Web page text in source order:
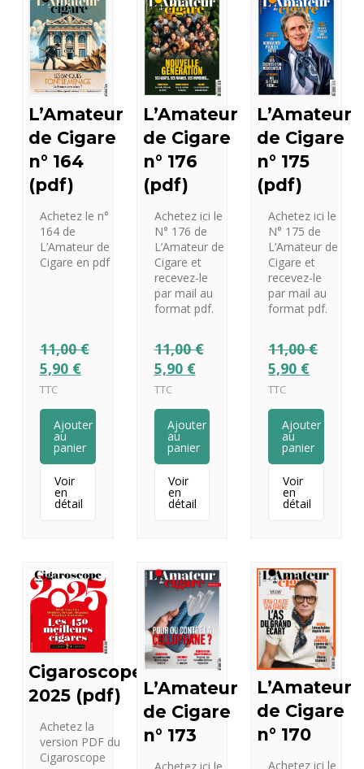
L’Amateur
de Cigare
n° 164
(pdf)
Achetez le n°
164 de
L’Amateur de
Cigare en pdf
11,00€
5,90 €
TTC
Ajouter
au
panier
Voir
en
détail
L’Amateur
de Cigare
n° 176
(pdf)
Achetez ici le
N° 176 de
L’Amateur de
Cigare et
recevez-le
par mail au
format pdf.
11,00€
5,90 €
TTC
Ajouter
au
panier
Voir
en
détail
L’Amateur
de Cigare
n° 175
(pdf)
Achetez ici le
N° 175 de
L’Amateur de
Cigare et
recevez-le
par mail au
format pdf.
11,00€
5,90 €
TTC
Ajouter
au
panier
Voir
en
détail
Cigaroscope
2025 (pdf)
Achetez la
version PDF du
Cigaroscope
L’Amateur
de Cigare
n° 173
L’Amateur
de Cigare
n° 170
Achetez ici le